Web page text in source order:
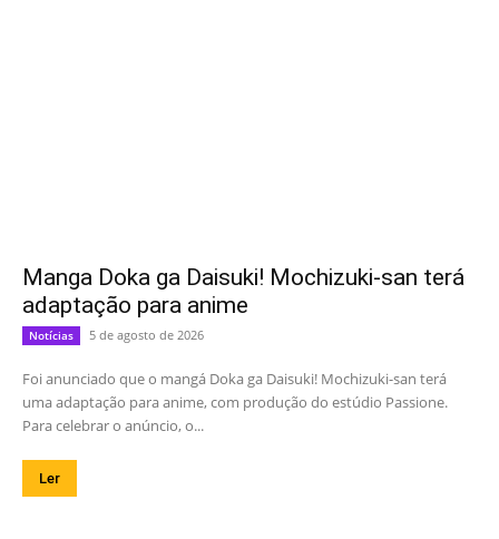
Manga Doka ga Daisuki! Mochizuki-san terá
adaptação para anime
Notícias 5 de agosto de 2026
Foi anunciado que o mangá Doka ga Daisuki! Mochizuki-san terá
uma adaptação para anime, com produção do estúdio Passione.
Para celebrar o anúncio, o...
Ler